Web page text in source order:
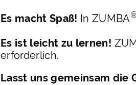
Es macht Spaß! In ZUMBA
Es ist leicht zu lernen!
erforderlich.
Lasst uns gemeinsam die